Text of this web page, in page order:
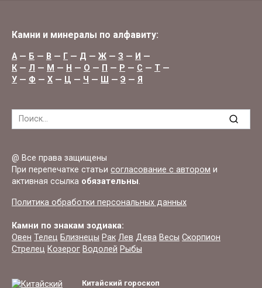
Камни и минералы по алфавиту:
А— Б — В — Г — Д — Ж — З — И —
К — Л — М — Н — О — П — Р — С — Т —
У — Ф — Х — Ц — Ч — Ш — Э — Я
Search
@ Все права защищены
При перепечатке статьи согласование с автором и
активная ссылка обязательны.
Политика обработки персональных данных
Камни по знакам зодиака:
Овен Телец Близнецы Рак Лев Дева Весы Скорпион
Стрелец Козерог Водолей Рыбы
Китайский гороскоп